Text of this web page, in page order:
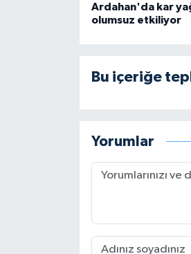
Ardahan'da kar
olumsuz etkiliyor
Bu içeriğe
Yorumlar